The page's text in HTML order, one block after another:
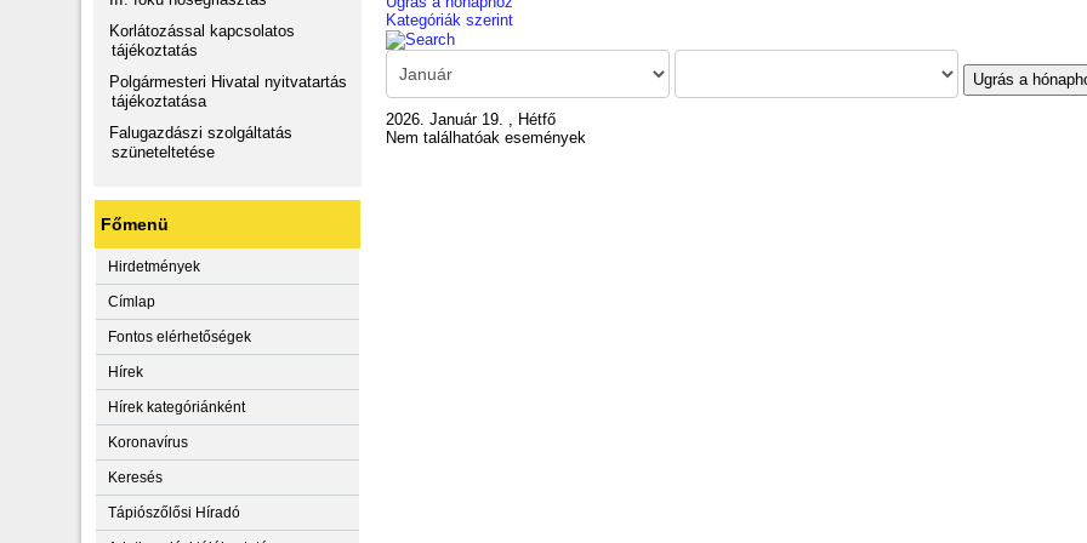
Korlátozással kapcsolatos
tájékoztatás
Polgármesteri Hivatal nyitvatartás
tájékoztatása
Falugazdászi szolgáltatás
szüneteltetése
Főmenü
Hirdetmények
Címlap
Fontos elérhetőségek
Hírek
Hírek kategóriánként
Koronavírus
Keresés
Tápiószőlősi Híradó
Kategóriák szerint
Ugrás a
2026. Január 19. , Hétfő
Nem találhatóak események